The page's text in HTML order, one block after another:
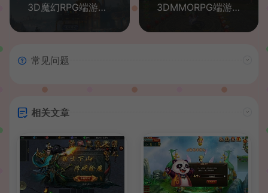
3D魔幻RPG端游【完美国际155亿信完美6职业】最新整理单机一键即玩镜像端+Linux手工服务端+网页注册+GM工具+PC客户端+详细搭建教程
3DMMORPG端游【诛仙3之情缘诛仙18职业】最新整理单机一键即玩镜像端+Linux手工服务端+GM工具+网页注册+PC客户端+详细搭建教程
常见问题
相关文章